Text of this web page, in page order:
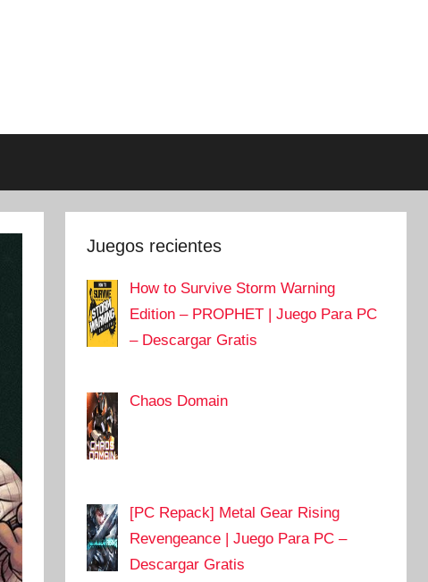
Juegos recientes
How to Survive Storm Warning
Edition – PROPHET | Juego Para PC
– Descargar Gratis
Chaos Domain
[PC Repack] Metal Gear Rising
Revengeance | Juego Para PC –
Descargar Gratis